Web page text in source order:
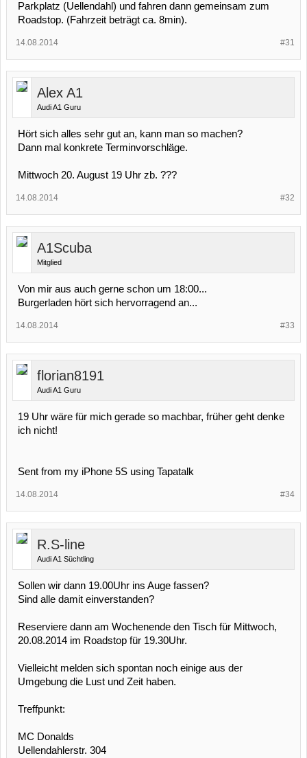
Parkplatz (Uellendahl) und fahren dann gemeinsam zum
Roadstop. (Fahrzeit beträgt ca. 8min).
#31
14.08.2014
Alex A1
Audi A1 Guru
Hört sich alles sehr gut an, kann man so machen?
Dann mal konkrete Terminvorschläge.
Mittwoch 20. August 19 Uhr zb. ???
#32
14.08.2014
A1Scuba
Mitglied
Von mir aus auch gerne schon um 18:00...
Burgerladen hört sich hervorragend an...
#33
14.08.2014
florian8191
Audi A1 Guru
19 Uhr wäre für mich gerade so machbar, früher geht denke
ich nicht!
Sent from my iPhone 5S using Tapatalk
#34
14.08.2014
R.S-line
Audi A1 Süchtling
Sollen wir dann 19.00Uhr ins Auge fassen?
Sind alle damit einverstanden?
Reserviere dann am Wochenende den Tisch für Mittwoch,
20.08.2014 im Roadstop für 19.30Uhr.
Vielleicht melden sich spontan noch einige aus der
Umgebung die Lust und Zeit haben.
Treffpunkt:
MC Donalds
Uellendahlerstr. 304